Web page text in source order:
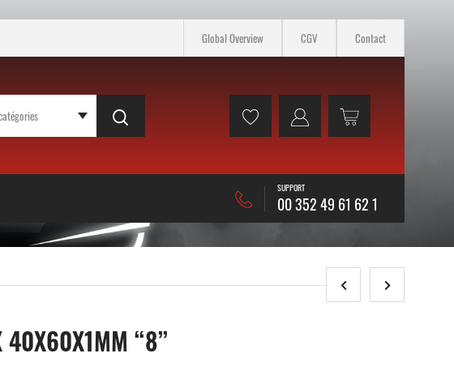
Global Overview CGV Contact
SUPPORT
00 352 49 61 62 1
40X60X1MM “8”